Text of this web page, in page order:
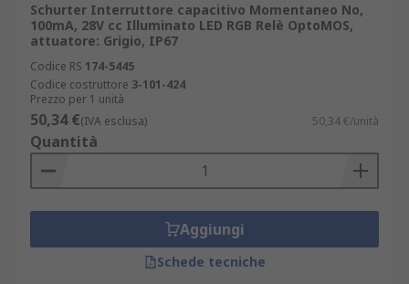
Schurter Interruttore capacitivo Momentaneo No,
100mA, 28V cc Illuminato LED RGB Relè OptoMOS,
attuatore: Grigio, IP67
Codice RS 174-5445
Codice costruttore 3-101-424
Prezzo per 1 unità
50,34 €(IVA esclusa) 50,34 €/unità
Quantità
Aggiungi
Schede tecniche